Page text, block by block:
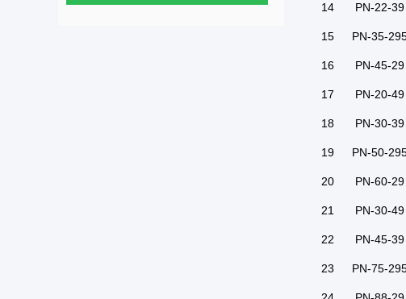
14
15
16
PN-22-39
PN-35-
PN-45-29
17
18
19
20
PN-20-49
PN-30-39
PN-50-
PN-60-29
21
22
23
PN-30-49
PN-45-39
PN-75-